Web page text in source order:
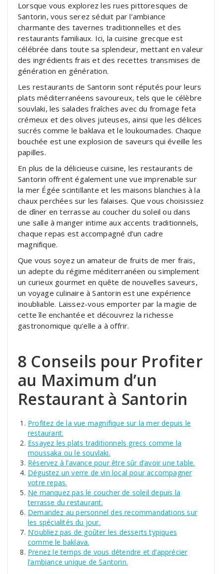
Lorsque vous explorez les rues pittoresques de
Santorin, vous serez séduit par l’ambiance
charmante des tavernes traditionnelles et des
restaurants familiaux. Ici, la cuisine grecque est
célébrée dans toute sa splendeur, mettant en valeur
des ingrédients frais et des recettes transmises de
génération en génération.
Les restaurants de Santorin sont réputés pour leurs
plats méditerranéens savoureux, tels que le célèbre
souvlaki, les salades fraîches avec du fromage feta
crémeux et des olives juteuses, ainsi que les délices
sucrés comme le baklava et le loukoumades. Chaque
bouchée est une explosion de saveurs qui éveille les
papilles.
En plus de la délicieuse cuisine, les restaurants de
Santorin offrent également une vue imprenable sur
la mer Égée scintillante et les maisons blanchies à la
chaux perchées sur les falaises. Que vous choisissiez
de dîner en terrasse au coucher du soleil ou dans
une salle à manger intime aux accents traditionnels,
chaque repas est accompagné d’un cadre
magnifique.
Que vous soyez un amateur de fruits de mer frais,
un adepte du régime méditerranéen ou simplement
un curieux gourmet en quête de nouvelles saveurs,
un voyage culinaire à Santorin est une expérience
inoubliable. Laissez-vous emporter par la magie de
cette île enchantée et découvrez la richesse
gastronomique qu’elle a à offrir.
8 Conseils pour Profiter
au Maximum d’un
Restaurant à Santorin
Profitez de la vue magnifique sur la mer depuis le
restaurant.
Essayez les plats traditionnels grecs comme la
moussaka ou le souvlaki.
Réservez à l’avance pour être sûr d’avoir une table.
Dégustez un verre de vin local pour accompagner
votre repas.
Ne manquez pas le coucher de soleil depuis la
terrasse du restaurant.
Demandez au personnel des recommandations sur
les spécialités du jour.
N’oubliez pas de goûter les desserts typiques
comme le baklava.
Prenez le temps de vous détendre et d’apprécier
l’ambiance unique de Santorin.